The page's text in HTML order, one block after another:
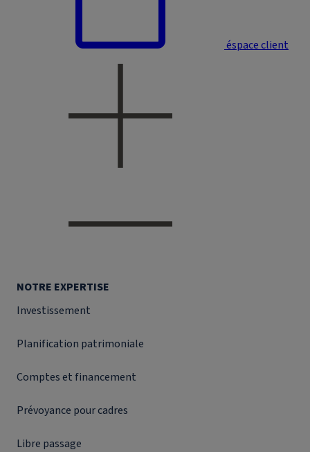
éspace client
NOTRE EXPERTISE
Investissement
Planification patrimoniale
Comptes et financement
Prévoyance pour cadres
Libre passage